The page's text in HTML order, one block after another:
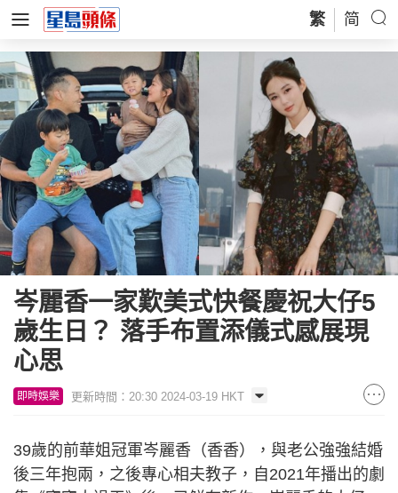
繁 简
岑麗香一家歎美式快餐慶祝大仔5
歲生日？ 落手布置添儀式感展現
心思
即時娛樂 更新時間：20:30 2024-03-19 HKT
39歲的前華姐冠軍岑麗香（香香），與老公強強結婚
後三年抱兩，之後專心相夫教子，自2021年播出的劇